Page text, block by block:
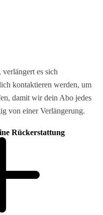
es sich
kontaktieren werden, um
damit wir dein Abo jedes
von einer Verlängerung.
Rückerstattung